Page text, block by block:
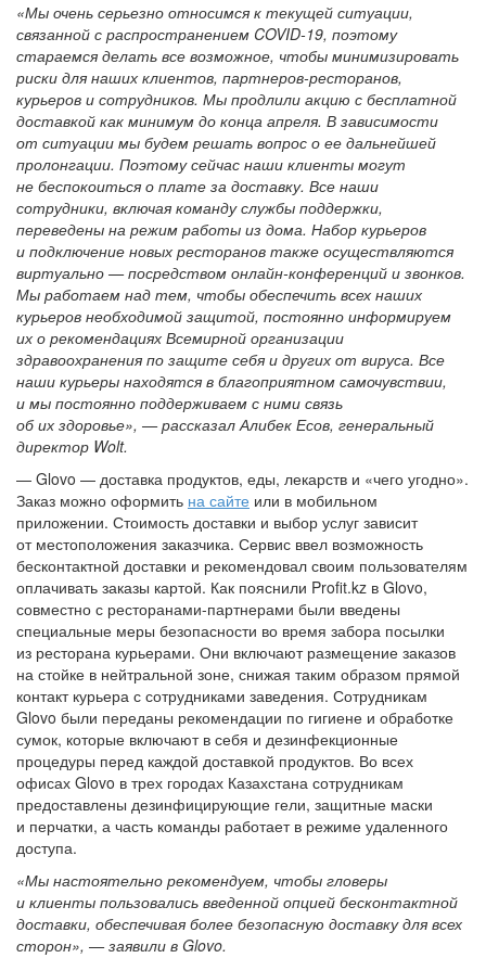
«Мы очень серьезно относимся к текущей ситуации,
связанной с распространением COVID-19, поэтому
стараемся делать все возможное, чтобы минимизировать
риски для наших клиентов, партнеров-ресторанов,
курьеров и сотрудников. Мы продлили акцию с бесплатной
доставкой как минимум до конца апреля. В зависимости
от ситуации мы будем решать вопрос о ее дальнейшей
пролонгации. Поэтому сейчас наши клиенты могут
не беспокоиться о плате за доставку. Все наши
сотрудники, включая команду службы поддержки,
переведены на режим работы из дома. Набор курьеров
и подключение новых ресторанов также осуществляются
виртуально — посредством онлайн-конференций и звонков.
Мы работаем над тем, чтобы обеспечить всех наших
курьеров необходимой защитой, постоянно информируем
их о рекомендациях Всемирной организации
здравоохранения по защите себя и других от вируса. Все
наши курьеры находятся в благоприятном самочувствии,
и мы постоянно поддерживаем с ними связь
об их здоровье», — рассказал Алибек Есов, генеральный
директор Wolt.
— Glovo — доставка продуктов, еды, лекарств и «чего угодно».
Заказ можно оформить на сайте или в мобильном
приложении. Стоимость доставки и выбор услуг зависит
от местоположения заказчика. Сервис ввел возможность
бесконтактной доставки и рекомендовал своим пользователям
оплачивать заказы картой. Как пояснили Profit.kz в Glovo,
совместно с ресторанами-партнерами были введены
специальные меры безопасности во время забора посылки
из ресторана курьерами. Они включают размещение заказов
на стойке в нейтральной зоне, снижая таким образом прямой
контакт курьера с сотрудниками заведения. Сотрудникам
Glovo были переданы рекомендации по гигиене и обработке
сумок, которые включают в себя и дезинфекционные
процедуры перед каждой доставкой продуктов. Во всех
офисах Glovo в трех городах Казахстана сотрудникам
предоставлены дезинфицирующие гели, защитные маски
и перчатки, а часть команды работает в режиме удаленного
доступа.
«Мы настоятельно рекомендуем, чтобы гловеры
и клиенты пользовались введенной опцией бесконтактной
доставки, обеспечивая более безопасную доставку для всех
сторон», — заявили в Glovo.